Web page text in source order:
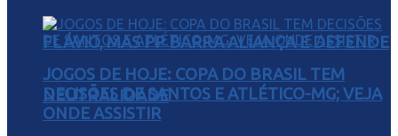
FLÁVIO, MAS PP BARRA ALIANÇA E DEFENDE
NEUTRALIDADE
JOGOS DE HOJE: COPA DO BRASIL TEM
DECISÕES DE SANTOS E ATLÉTICO-MG; VEJA
ONDE ASSISTIR